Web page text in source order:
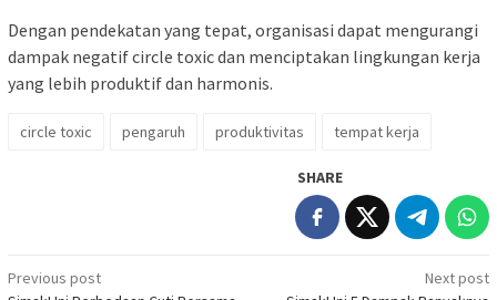
Dengan pendekatan yang tepat, organisasi dapat mengurangi
dampak negatif circle toxic dan menciptakan lingkungan kerja
yang lebih produktif dan harmonis.
circle toxic pengaruh produktivitas tempat kerja
SHARE
Post
Previous post
Next post